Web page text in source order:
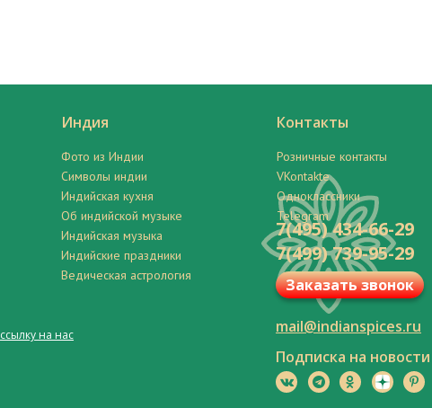
Индия
Фото из Индии
Символы индии
Индийская кухня
Об индийской музыке
Индийская музыка
Индийские праздники
Ведическая астрология
Контакты
Розничные контакты
VKontakte
Одноклассники
Telegram
ссылку на нас
7(495) 434-66-29
7(499) 739-95-29
Заказать звонок
mail@indianspices.ru
Подписка на новости